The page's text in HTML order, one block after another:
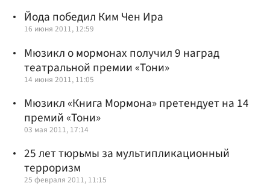
Йода победил Ким Чен Ира
16 июня 2011, 12:59
Мюзикл о мормонах получил 9 наград
театральной премии «Тони»
14 июня 2011, 11:05
Мюзикл «Книга Мормона» претендует на 14
премий «Тони»
03 мая 2011, 17:14
25 лет тюрьмы за мультипликационный
терроризм
25 февраля 2011, 11:15